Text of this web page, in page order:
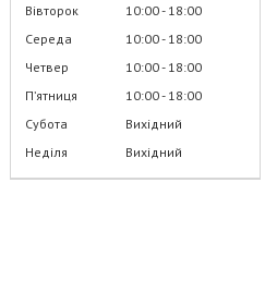
Вівторок
10:00 18:00
Середа
10:00 18:00
Четвер
10:00 18:00
Пʼятниця
10:00 18:00
Субота
Вихідний
Неділя
Вихідний